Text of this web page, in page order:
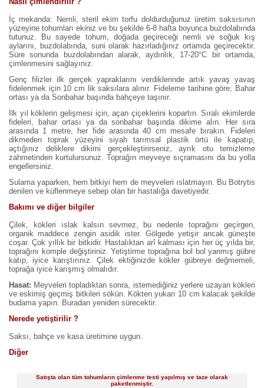
İç mekanda: Nemli, steril ekim torfu doldurduğunuz üretim saksısının
yüzeyine tohumları ekiniz ve bu şekilde 6-8 hafta boyunca buzdolabında
tutunuz. Bu sayede tohum, doğada geçireceği nemli ve soğuk kış
aylarını, buzdolabında, suni olarak hazırladığınız ortamda geçirecektir.
Süre sonunda buzdolabından alarak, aydınlık, 17-20°C bir ortamda,
çimlenmesini sağlayınız.
Genç filizler ilk gerçek yapraklarını verdiklerinde artık yavaş yavaş
fidelenmek için 10 cm lik saksılara alınır. Fideleme tarihine göre; Bahar
ortası ya da Sonbahar başında bahçeye taşınır.
İlk yıl köklerin gelişmesi için, açan çiçeklerini kopartın. Sıralı ekimlerde
fideleri, bahar ortası ya da sonbahar başında dikime alın. Her sıra
arasında 1 metre, her fide arasında 40 cm mesafe bırakın. Fideleri
dikmeden toprak yüzeyini siyah tarımsal plastik örtü ile kapatıp,
açtığınız deliklere dikimi gerçekleştirirseniz, ayrık otu temizleme
zahmetinden kurtulursunuz. Toprağın meyveye sıçramasını da bu yolla
engellersiniz.
Sulama yaparken, hem bitkiyi hem de meyveleri ıslatmayın. Bu Botrytis
denilen ve küflenmeye sebep olan bir hastalığa davetiyedir.
Bakımı ve diğer bilgiler
Çilek, kökleri ıslak kalsın sevmez, bu nedenle toprağını geçirgen,
organik maddece zengin asidik ister. Gölgede yetişir ancak güneşte
coşar. Çok yıllık bir bitkidir. Hastalıktan arî kalması için her üç yılda bir,
toprağını komple değiştiriniz. Yetiştirme toprağına bol bol yanmış gübre
katıp, iyice karıştırınız. Çilek ektiğinizde kökler gübreye değmemeli,
toprağa iyice karışmış olmalıdır.
Hasat: Meyveleri topladıktan sonra, istemediğiniz yerlere uzayan kökleri
ve eskimiş geçmiş bitkileri sökün. Kökten yukarı 10 cm kalacak şekilde
budama yapın. Buradan yeniden sürecektir.
Nerede yetiştirilir ?
Saksı, bahçe ve kasa üretimine uygun.
Diğer
Satışta olan tüm tohumların çimlenme testi yapılmış ve taze olarak
paketlenmiştir.